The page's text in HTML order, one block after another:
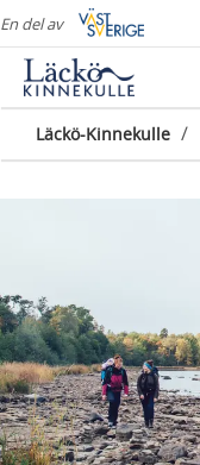
En del av
Läckö-Kinnekulle /